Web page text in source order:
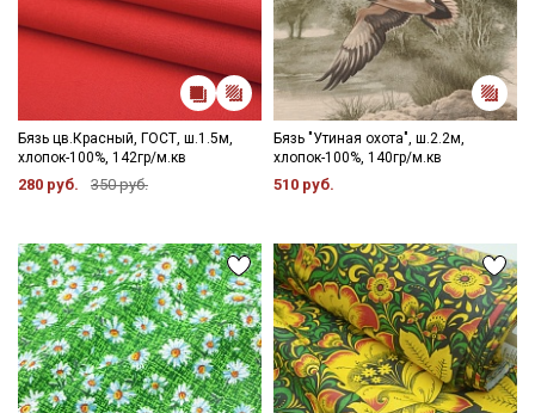
Бязь цв.Красный, ГОСТ, ш.1.5м,
хлопок-100%, 142гр/м.кв
280 руб. 350 руб.
Бязь "Утиная охота", ш.2.2м,
хлопок-100%, 140гр/м.кв
510 руб.